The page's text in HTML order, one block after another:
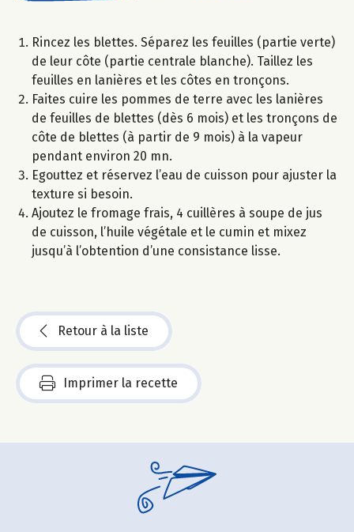
Rincez les blettes. Séparez les feuilles (partie verte)
de leur côte (partie centrale blanche). Taillez les
feuilles en lanières et les côtes en tronçons.
Faites cuire les pommes de terre avec les lanières
de feuilles de blettes (dès 6 mois) et les tronçons de
côte de blettes (à partir de 9 mois) à la vapeur
pendant environ 20 mn.
Egouttez et réservez l’eau de cuisson pour ajuster la
texture si besoin.
Ajoutez le fromage frais, 4 cuillères à soupe de jus
de cuisson, l’huile végétale et le cumin et mixez
jusqu’à l’obtention d’une consistance lisse.
Retour à la liste
Imprimer la recette